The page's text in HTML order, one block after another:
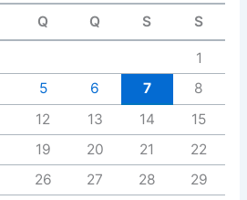
Q Q S S
1
5 6 7
8
12 13 14
15
19 20 21
22
26 27 28
29